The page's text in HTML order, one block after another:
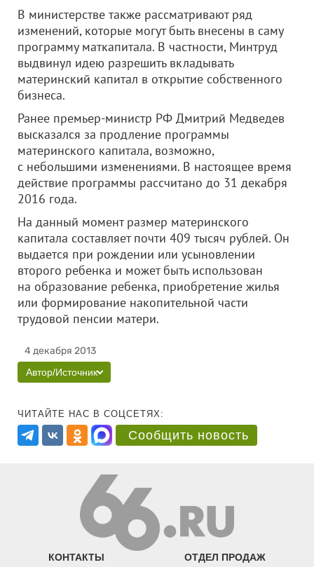
В министерстве также рассматривают ряд
изменений, которые могут быть внесены в саму
программу маткапитала. В частности, Минтруд
выдвинул идею разрешить вкладывать
материнский капитал в открытие собственного
бизнеса.
Ранее премьер-министр РФ Дмитрий Медведев
высказался за продление программы
материнского капитала, возможно,
с небольшими изменениями. В настоящее время
действие программы рассчитано до 31 декабря
2016 года.
На данный момент размер материнского
капитала составляет почти 409 тысяч рублей. Он
выдается при рождении или усыновлении
второго ребенка и может быть использован
на образование ребенка, приобретение жилья
или формирование накопительной части
трудовой пенсии матери.
4 декабря 2013
Автор/Источник
ЧИТАЙТЕ НАС В СОЦСЕТЯХ:
Сообщить новость
КОНТАКТЫ ОТДЕЛ ПРОДАЖ